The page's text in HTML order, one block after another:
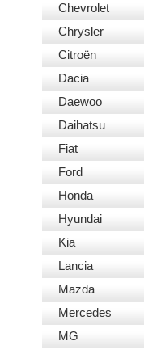
Chevrolet
Chrysler
Citroën
Dacia
Daewoo
Daihatsu
Fiat
Ford
Honda
Hyundai
Kia
Lancia
Mazda
Mercedes
MG